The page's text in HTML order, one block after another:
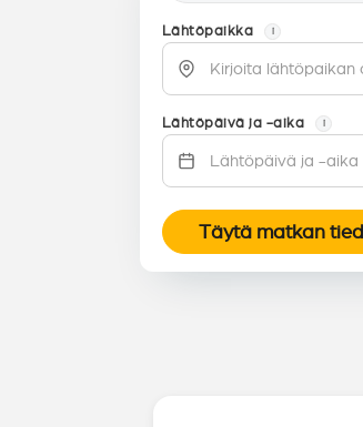
Lähtöpaikka i
Lähtöpäivä ja -aika i
Täytä matkan